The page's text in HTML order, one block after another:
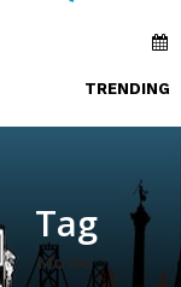
TRENDING
Tag
Movie